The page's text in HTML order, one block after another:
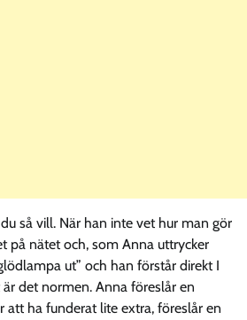
så vill. När han inte vet hur man gör
på nätet och, som Anna uttrycker
ut” och han förstår direkt I
det normen. Anna föreslår en
att ha funderat lite extra, föreslår en